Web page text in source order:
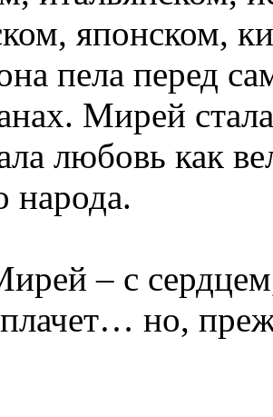
японском,
пела перед
Мирей
любовь как
народа.
– с
но,